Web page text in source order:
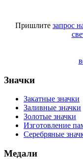
Пришлите запрос
Значки
Закатные значки
Заливные значки
Золотые значки
Изготовление
Серебряные
Медали